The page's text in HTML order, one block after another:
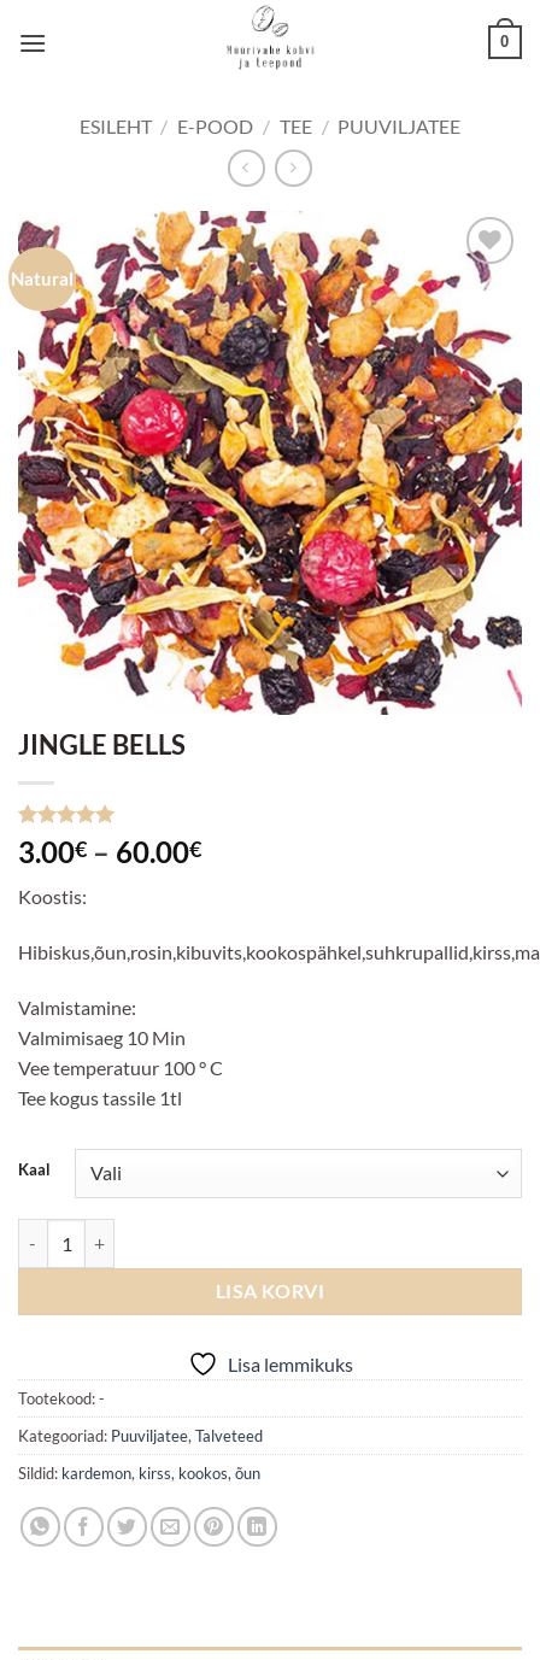
0
ESILEHT / E-POOD / TEE / PUUVILJATEE
Natural
Lisa
lemmikuks
JINGLE BELLS
Hinnatud
5/5
1
kliendi
põhjal
3.00€ – 60.00€Hinnavahemik:
60.00€
Koostis:
Valmistamine:
Valmimisaeg 10 Min
Vee temperatuur 100 ° C
Tee kogus tassile 1tl
Kaal
LISA KORVI
Lisa lemmikuks
Tootekood:-
Kategooriad: Puuviljatee,Talveteed
Sildid: kardemon, kirss, kookos,õun